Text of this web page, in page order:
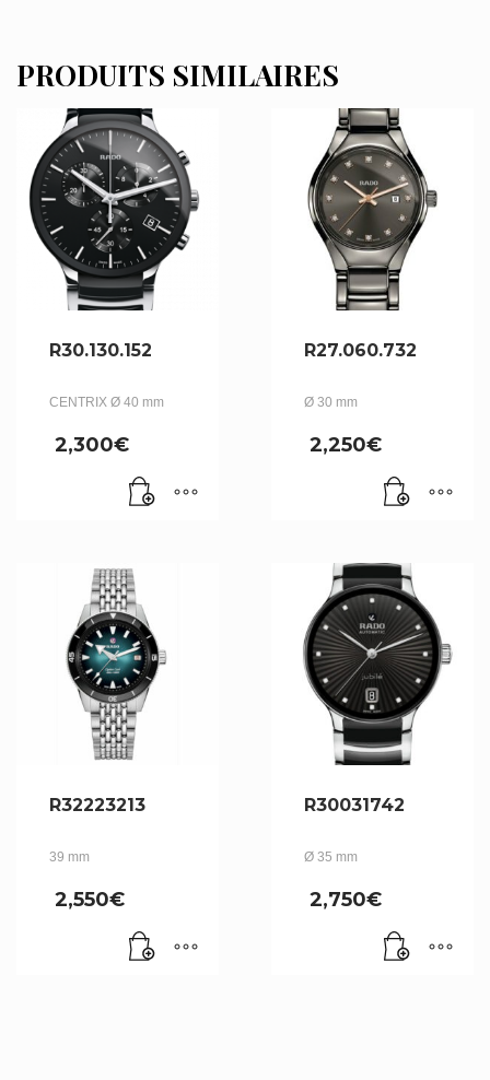
PRODUITS SIMILAIRES
R30.130.152
CENTRIX Ø 40 mm
2,300€
R27.060.732
Ø 30 mm
2,250€
R32223213
39 mm
2,550€
R30031742
Ø 35 mm
2,750€